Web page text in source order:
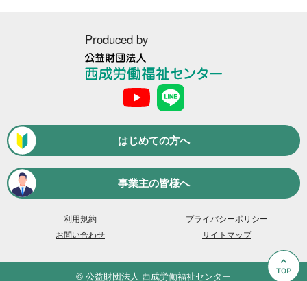
大阪府
兵庫県 10件
滋賀県
京都府 21件
6件
2件
Produced by
団
西
働
福
祉
セ
タ
はじめての方へ
事業主の皆様へ
利用規約
プライバシーポリシー
お問い合わせ
サイトマップ
© 公益財団法人 西成労働福祉センター